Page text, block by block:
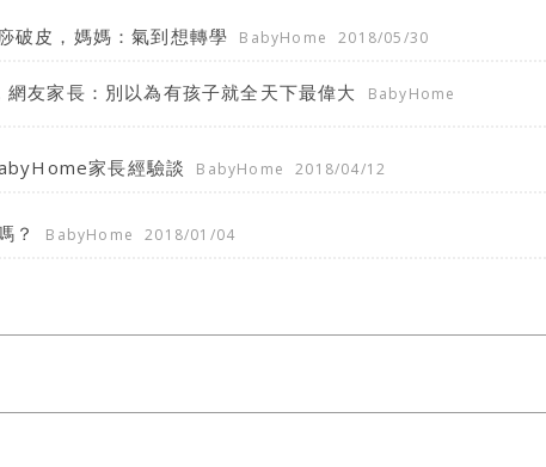
破皮，媽媽：氣到想轉學 BabyHome 2018/05/30
友家長：別以為有孩子就全天下最偉大
BabyHome
家長經驗談 BabyHome 2018/04/12
？ BabyHome 2018/01/04